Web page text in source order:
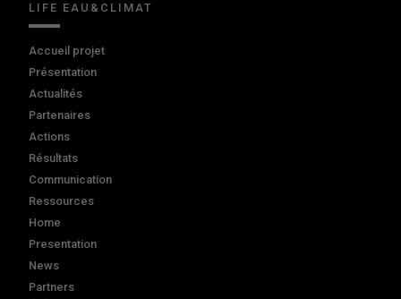
LIFE EAU&CLIMAT
Accueil projet
Présentation
Actualités
Partenaires
Actions
Résultats
Communication
Ressources
Home
Presentation
News
Partners